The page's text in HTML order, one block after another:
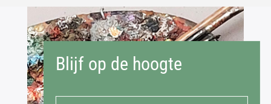
Blijf op de hoogte